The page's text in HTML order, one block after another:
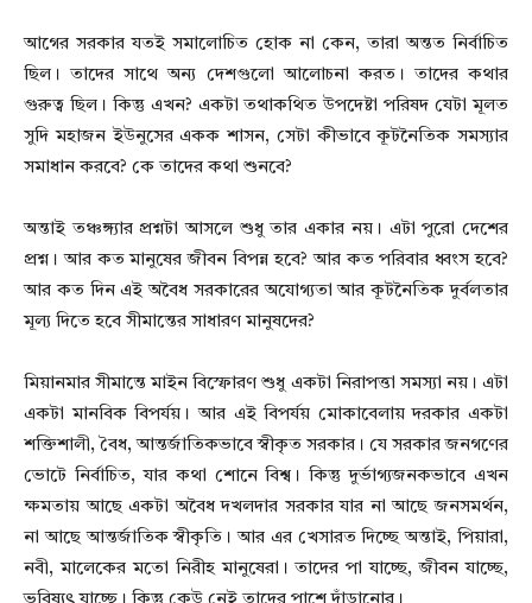
আগের সরকার যতই সমালোচিত হোক না কেন, তারা অন্তত নির্বাচিত
ছিল। তাদের সাথে অন্য দেশগুলো আলোচনা করত। তাদের কথার
গুরুত্ব ছিল। কিন্তু এখন? একটা তথাকথিত উপদেষ্টা পরিষদ যেটা মূলত
সুদি মহাজন ইউনুসের একক শাসন, সেটা কীভাবে কূটনৈতিক সমস্যার
সমাধান করবে? কে তাদের কথা শুনবে?
অন্তাই তঞ্চঙ্গ্যার প্রশ্নটা আসলে শুধু তার একার নয়। এটা পুরো দেশের
প্রশ্ন। আর কত মানুষের জীবন বিপন্ন হবে? আর কত পরিবার ধ্বংস হবে?
আর কত দিন এই অবৈধ সরকারের অযোগ্যতা আর কূটনৈতিক দুর্বলতার
মূল্য দিতে হবে সীমান্তের সাধারণ মানুষদের?
মিয়ানমার সীমান্তে মাইন বিস্ফোরণ শুধু একটা নিরাপত্তা সমস্যা নয়। এটা
একটা মানবিক বিপর্যয়। আর এই বিপর্যয় মোকাবেলায় দরকার একটা
শক্তিশালী, বৈধ, আন্তর্জাতিকভাবে স্বীকৃত সরকার। যে সরকার জনগণের
ভোটে নির্বাচিত, যার কথা শোনে বিশ্ব। কিন্তু দুর্ভাগ্যজনকভাবে এখন
ক্ষমতায় আছে একটা অবৈধ দখলদার সরকার যার না আছে জনসমর্থন,
না আছে আন্তর্জাতিক স্বীকৃতি। আর এর খেসারত দিচ্ছে অন্তাই, পিয়ারা,
নবী, মালেকের মতো নিরীহ মানুষেরা। তাদের পা যাচ্ছে, জীবন যাচ্ছে,